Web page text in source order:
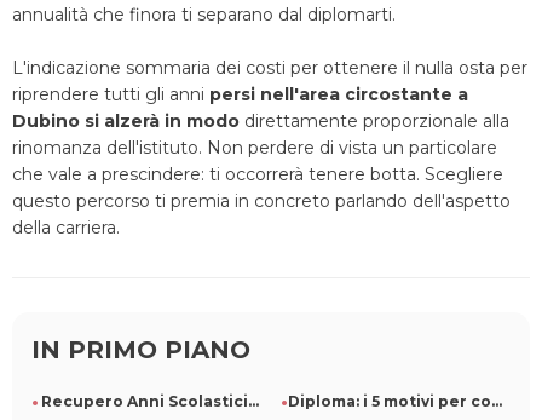
annualità che finora ti separano dal diplomarti.
L'indicazione sommaria dei costi per ottenere il nulla osta per
riprendere tutti gli anni persi nell'area circostante a
Dubino si alzerà in modo direttamente proporzionale alla
rinomanza dell'istituto. Non perdere di vista un particolare
che vale a prescindere: ti occorrerà tenere botta. Scegliere
questo percorso ti premia in concreto parlando dell'aspetto
della carriera.
IN PRIMO PIANO
Recupero Anni Scolastici Persi A Napoli Diploma: i 5 motivi per conseguirlo, anche in ritardo